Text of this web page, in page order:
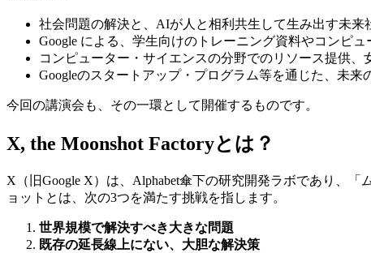
社会問題の解決と、AIが人と相利共生して生み出す未来
Google による、学生向けのトレーニング資料やコンピ
コンピューター・サイエンスの分野でのリソース提供
Googleのスタートアップ・プログラム等を通じた、未
今回の講演会も、その一環として開催するものです。
X, the Moonshot Factoryとは？
X（旧Google X）は、Alphabet傘下の研究開発ラボであり、
ョットとは、次の3つを満たす挑戦を指します。
世界規模で解決すべき大きな問題
既存の延長線上にない、大胆な解決策